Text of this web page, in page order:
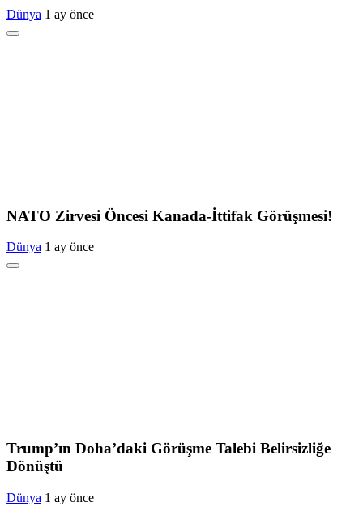
Dünya 1 ay önce
NATO Zirvesi Öncesi Kanada-İttifak Görüşmesi!
Dünya 1 ay önce
Trump’ın Doha’daki Görüşme Talebi Belirsizliğe
Dönüştü
Dünya 1 ay önce